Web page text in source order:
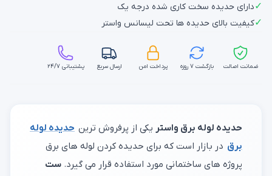
✓دارای حدیده سخت کاری شده درجه یک
✓کیفیت بالای حدیده ها تحت لیسانس واستر
ضمانت اصالت بازگشت ۷ روزه پرداخت امن ارسال سریع پشتیبانی ۲۴/۷
حدیده لوله برق واستر یکی از پرفروش ترین حدیده لوله
برق در بازار است که برای حدیده کردن لوله های برق
پروژه های ساختمانی مورد استفاده قرار می گیرد. ست